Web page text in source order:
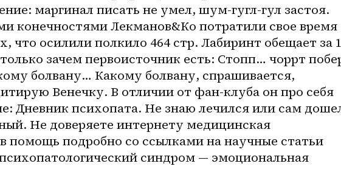
маргинал писать не умел, шум-гугл-гул застоя.
конечностями Лекманов&Ко потратили свое время
что осилили полкило 464 стр. Лабиринт обещает за
зачем первоисточник есть: Стопп… чоррт
болвану… Какому болвану, спрашивается,
Венечку. В отличии от фан-клуба он про себя
Дневник психопата. Не знаю лечился или сам
Не доверяете интернету медицинская
помощь подробно со ссылками на научные статьи
синдром — эмоциональная